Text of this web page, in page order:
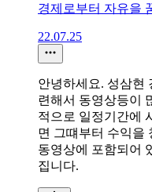
경제로부터 자유을
22.07.25
안녕하세요. 성삼현
련해서 동영상등이
적으로 일정기간에
면 그떄부터 수익을
동영상에 포함되어
집니다.